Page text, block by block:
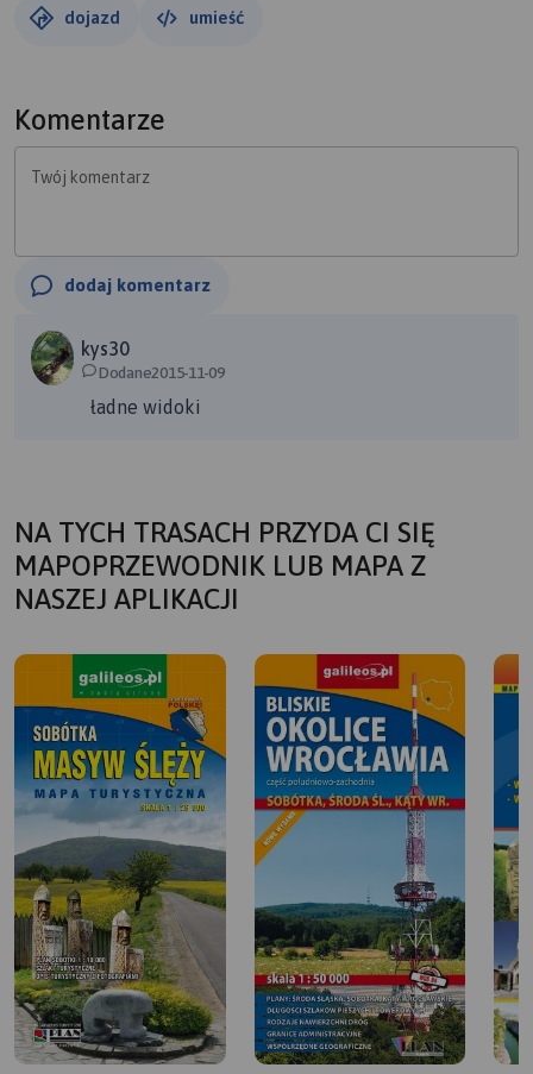
dojazd umieść
Komentarze
Twój komentarz
dodaj komentarz
kys30
Dodane2015-11-09
ładne widoki
NA TYCH TRASACH PRZYDA CI SIĘ
MAPOPRZEWODNIK LUB MAPA Z
NASZEJ APLIKACJI